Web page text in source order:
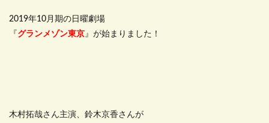
2019年10月期の日曜劇場
『 グランメゾン東京』が始まりました！
木村拓哉さん主演、鈴木京香さんが